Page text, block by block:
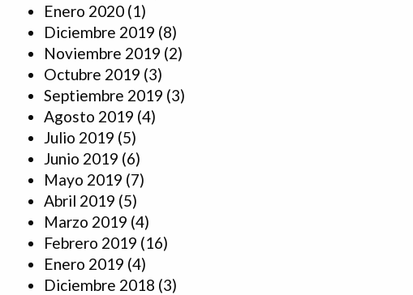
Enero 2020 (1)
Diciembre 2019 (8)
Noviembre 2019 (2)
Octubre 2019 (3)
Septiembre 2019 (3)
Agosto 2019 (4)
Julio 2019 (5)
Junio 2019 (6)
Mayo 2019 (7)
Abril 2019 (5)
Marzo 2019 (4)
Febrero 2019 (16)
Enero 2019 (4)
Diciembre 2018 (3)